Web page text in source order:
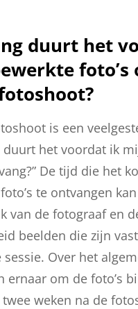
duurt het
foto’s
is een
duurt het voordat ik
De tijd die het
te ontvangen
van de fotograaf en
beelden die zijn
Over het
ernaar om de foto’s
weken na de